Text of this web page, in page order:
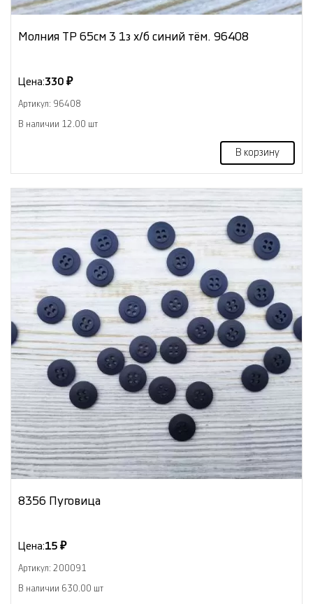
Молния ТР 65см 3 1з х/б синий тём. 96408
Цена:330 ₽
Артикул: 96408
В наличии 12.00 шт
В корзину
8356 Пуговица
Цена:15 ₽
Артикул: 200091
В наличии 630.00 шт